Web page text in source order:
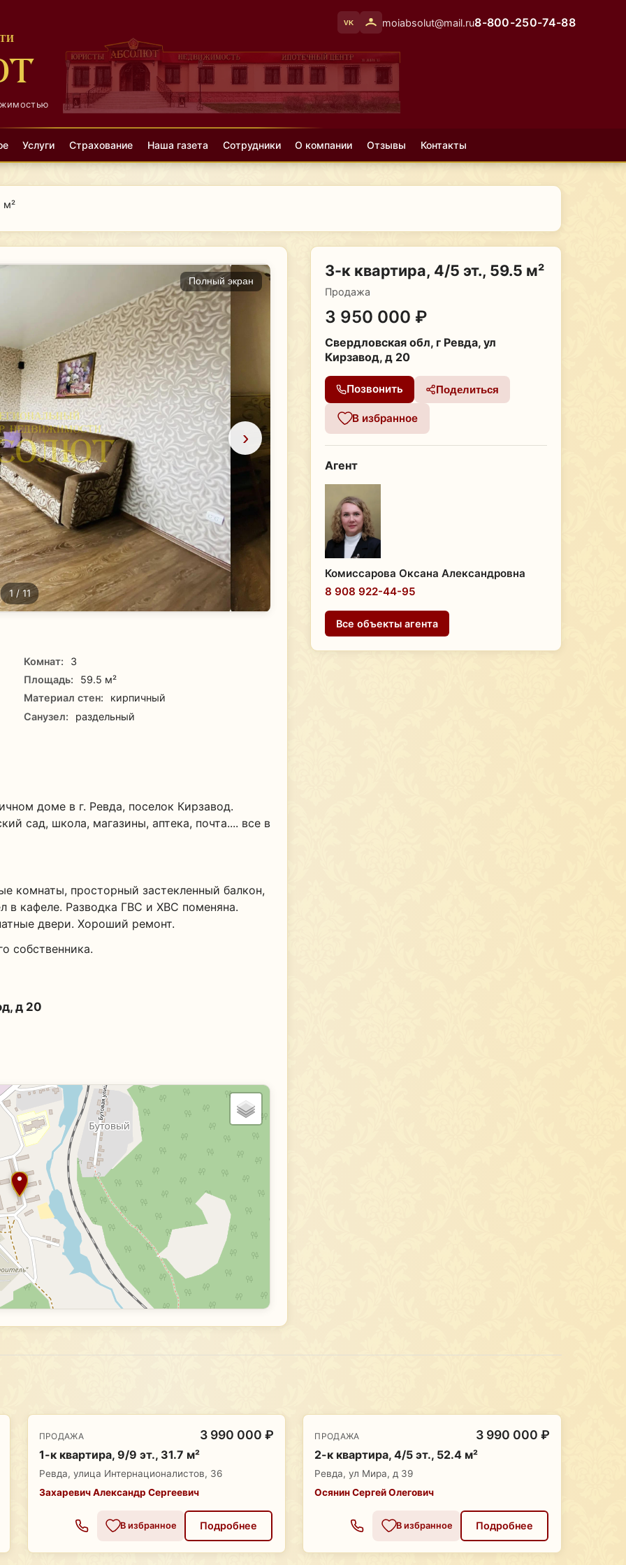
VK moiabsolut@mail.ru8-800-250-74-88
Услуги Страхование Наша газета Сотрудники О компании Отзывы Контакты
м²
›
Полный экран
1 / 11
Комнат:
3
Площадь:
59.5 м²
Материал стен:
кирпичный
Санузел:
раздельный
доме в г. Ревда, поселок Кирзавод.
сад, школа, магазины, аптека, почта.... все в
комнаты, просторный застекленный балкон,
в кафеле. Разводка ГВС и ХВС поменяна.
двери. Хороший ремонт.
собственника.
д 20
3-к квартира, 4/5 эт., 59.5 м²
Продажа
3 950 000 ₽
Свердловская обл, г Ревда, ул
Кирзавод, д 20
Позвонить Поделиться
В избранное
Агент
Комиссарова Оксана Александровна
8 908 922-44-95
Все объекты агента
ПРОДАЖА 3 990 000 ₽
1-к квартира, 9/9 эт., 31.7 м²
Ревда, улица Интернационалистов, 36
Захаревич Александр Сергеевич
В избранное Подробнее
ПРОДАЖА 3 990 000 ₽
2-к квартира, 4/5 эт., 52.4 м²
Ревда, ул Мира, д 39
Осянин Сергей Олегович
В избранное Подробнее